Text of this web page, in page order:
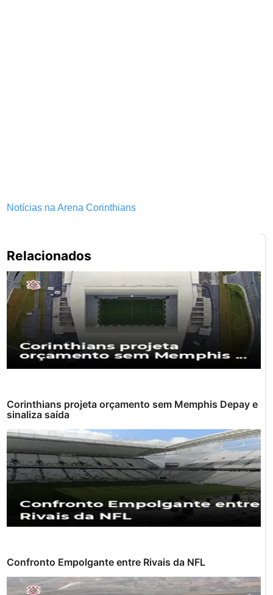
Notícias na Arena Corinthians
Relacionados
Corinthians projeta orçamento sem Memphis Depay e
sinaliza saída
Confronto Empolgante entre Rivais da NFL